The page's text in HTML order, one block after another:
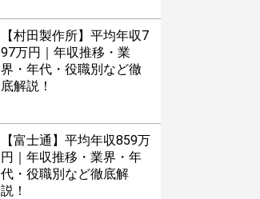
【村田製作所】平均年収7
97万円｜年収推移・業
界・年代・役職別など徹
底解説！
【富士通】平均年収859万
円｜年収推移・業界・年
代・役職別など徹底解
説！